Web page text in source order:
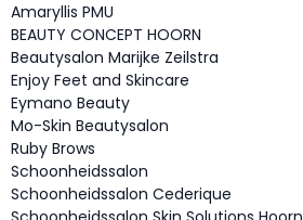
Amaryllis PMU
BEAUTY CONCEPT HOORN
Beautysalon Marijke Zeilstra
Enjoy Feet and Skincare
Eymano Beauty
Mo-Skin Beautysalon
Ruby Brows
Schoonheidssalon
Schoonheidssalon Cederique